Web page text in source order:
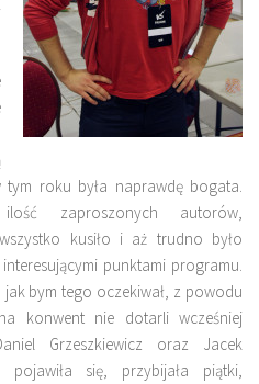
roku była naprawdę bogata.
zaproszonych autorów,
kusiło i aż trudno było
punktami programu.
bym tego oczekiwał, z powodu
konwent nie dotarli wcześniej
Grzeszkiewicz oraz Jacek
pojawiła się, przybijała piątki,